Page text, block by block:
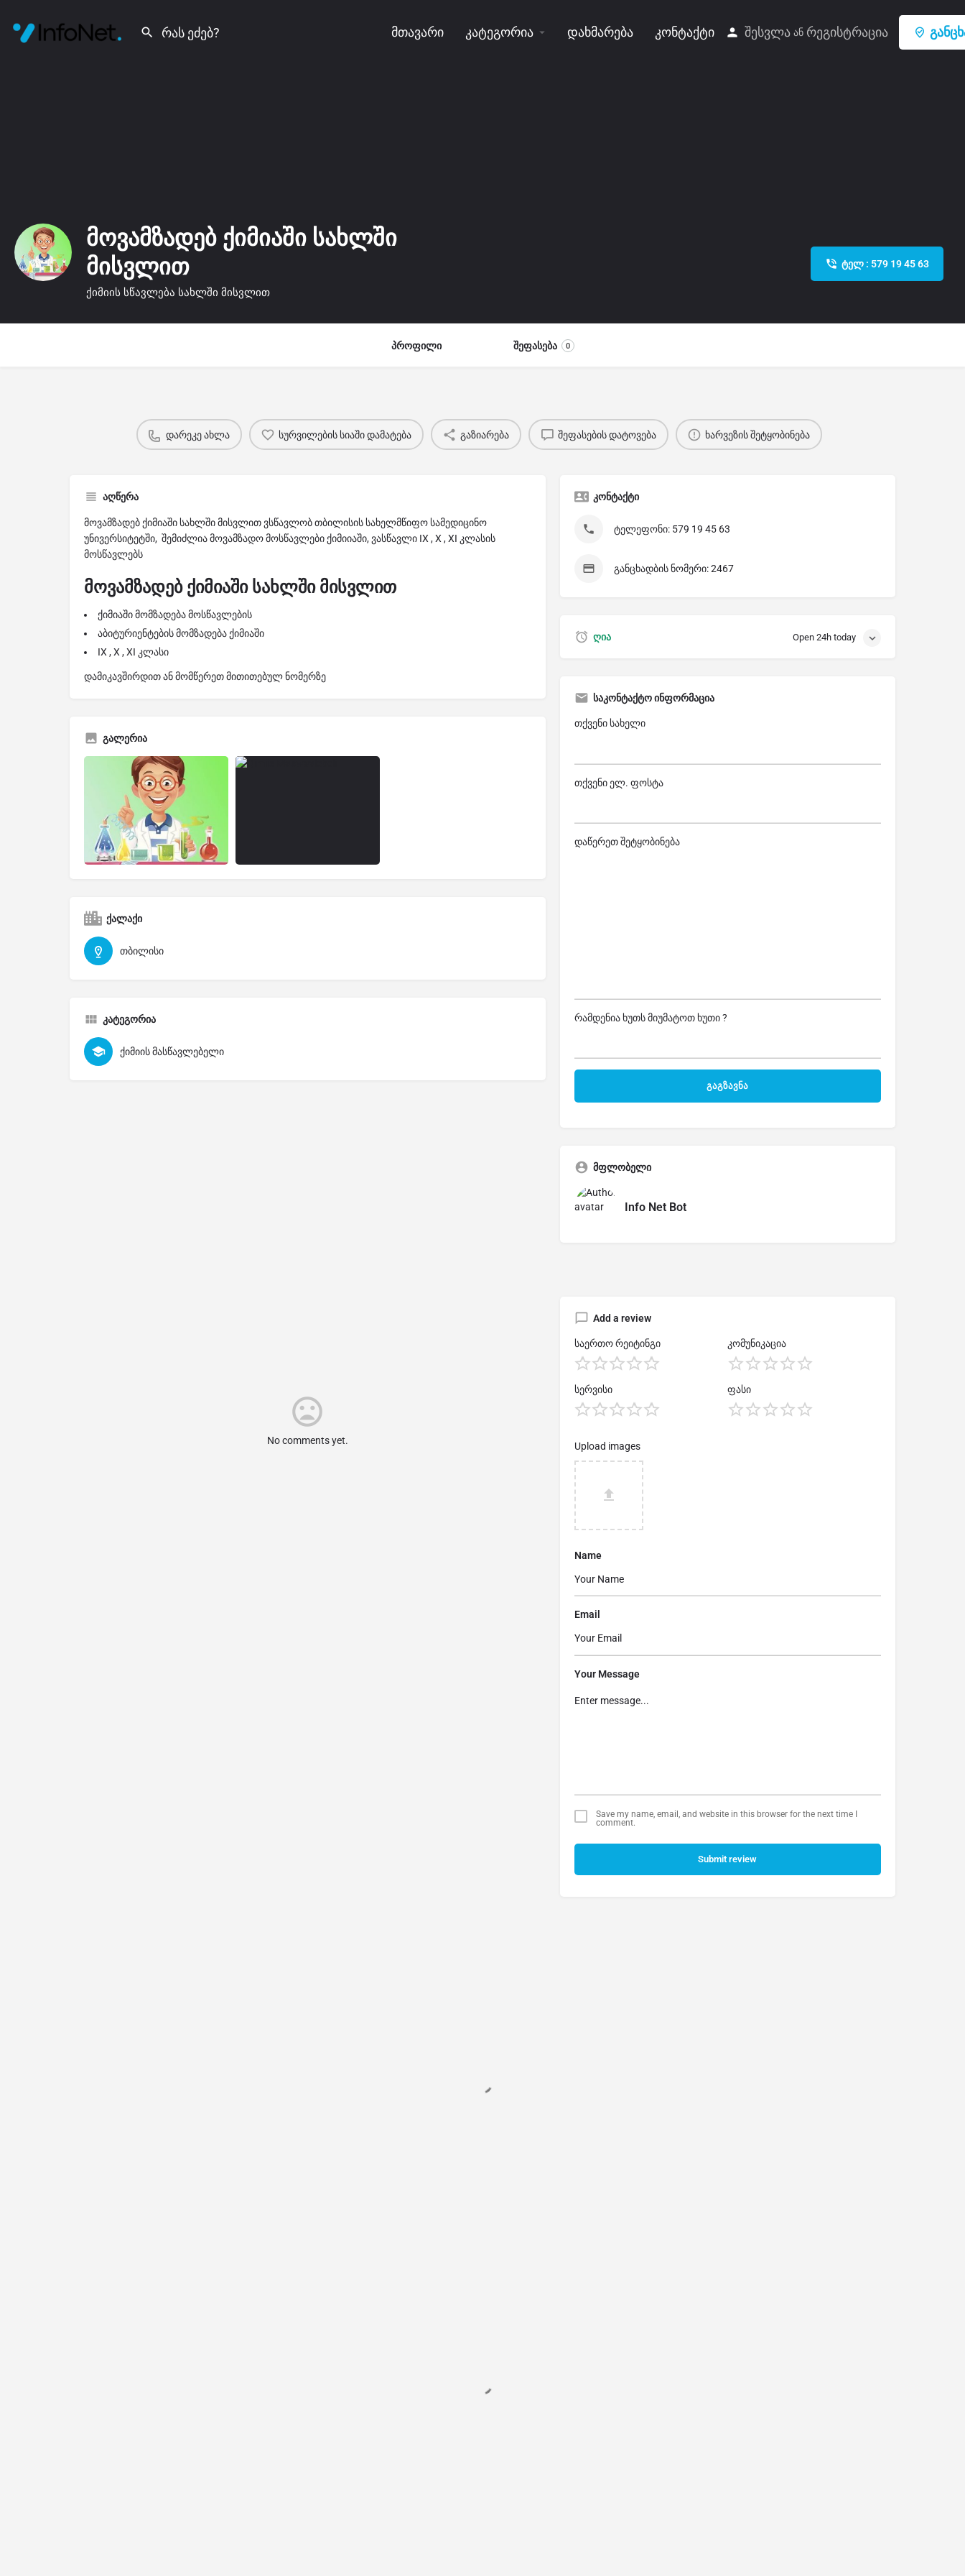
მთავარი კატეგორია დახმარება კონტაქტი შესვლა ან რეგისტრაცია
მოვამზადებ ქიმიაში სახლში
მისვლით
ქიმიის სწავლება სახლში მისვლით
ტელ : 579 19 45 63
პროფილი შეფასება 0
დარეკე ახლა სურვილების სიაში დამატება გაზიარება შეფასების დატოვება ხარვეზის შეტყობინება
აღწერა
მოვამზადებ ქიმიაში სახლში მისვლით ვსწავლობ თბილისის სახელმწიფო სამედიცინო
უნივერსიტეტში, შემიძლია მოვამზადო მოსწავლები ქიმიიაში, ვასწავლი IX , X , XI კლასის
მოსწავლებს
მოვამზადებ ქიმიაში სახლში მისვლით
ქიმიაში მომზადება მოსწავლების
აბიტურიენტების მომზადება ქიმიაში
IX , X , XI კლასი
დამიკავშირდით ან მომწერეთ მითითებულ ნომერზე
გალერია
ქალაქი
თბილისი
კატეგორია
ქიმიის მასწავლებელი
კონტაქტი
ტელეფონი: 579 19 45 63
განცხადბის ნომერი: 2467
ღია Open 24h today
საკონტაქტო ინფორმაცია
თქვენი სახელი
თქვენი ელ. ფოსტა
დაწერეთ შეტყობინება
რამდენია ხუთს მიუმატოთ ხუთი ?
მფლობელი
Info Net Bot
No comments yet.
Add a review
საერთო რეიტინგი კომუნიკაცია
სერვისი ფასი
Upload images
Name
Email
Your Message
Save my name, email, and website in this browser for the next time I
comment.
Submit review